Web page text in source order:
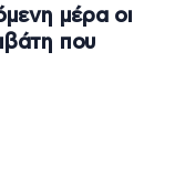
μέρα οι
που